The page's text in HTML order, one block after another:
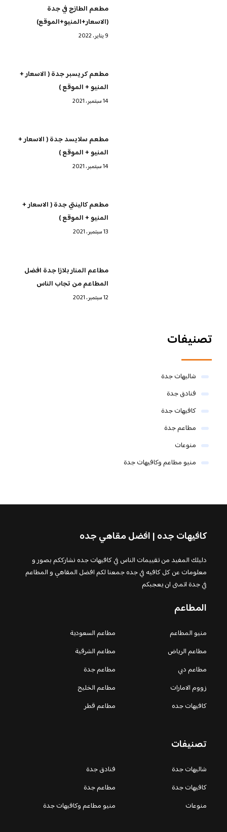
مطعم الطازج في جدة
(الاسعار+المنيو+الموقع)
9 يناير، 2022
مطعم كريسبر جدة ( الاسعار +
المنيو + الموقع )
14 سبتمبر، 2021
مطعم سلايسد جدة ( الاسعار +
المنيو + الموقع )
14 سبتمبر، 2021
مطعم كالينتي جدة ( الاسعار +
المنيو + الموقع )
13 سبتمبر، 2021
مطاعم المنار بلازا جدة افضل
المطاعم من تجاب الناس
12 سبتمبر، 2021
تصنيفات
شاليهات جدة
فنادق جدة
كافيهات جدة
مطاعم جدة
منوعات
منيو مطاعم وكافيهات جدة
كافيهات جده | افضل مقاهي جده
دليلك المفيد من تقييمات الناس في كافيهات جده نشارككم بصور و
معلومات عن كل كافيه في جده جمعنا لكم افضل المقاهي و المطاعم
في جدة اتمنى ان يعجبكم
المطاعم
منيو المطاعم
مطاعم السعودية
مطاعم الرياض
مطاعم الشرقية
مطاعم دبي
مطاعم جدة
زووم الامارات
مطاعم الخليج
كافيهات جده
مطاعم قطر
تصنيفات
شاليهات جدة
فنادق جدة
كافيهات جدة
مطاعم جدة
منوعات
منيو مطاعم وكافيهات جدة